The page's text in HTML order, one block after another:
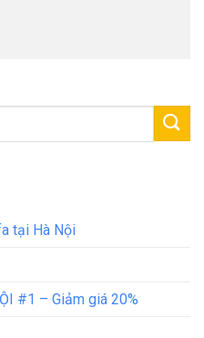
tại Hà Nội
#1 – Giảm giá 20%